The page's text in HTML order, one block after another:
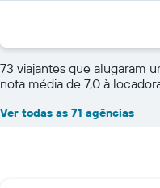
73 viajantes que alugaram
nota média de 7,0 à
Ver todas as 71 agências